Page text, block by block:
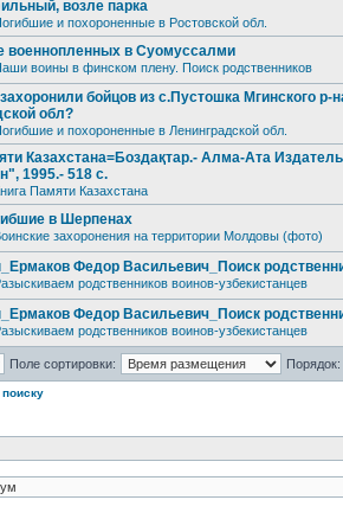
возле парка
и похороненные в Ростовской обл.
военнопленных в Суомуссалми
воины в финском плену. Поиск родственников
бойцов из с.Пустошка Мгинского р-
обл?
и похороненные в Ленинградской обл.
Казахстана=Боздақтар.- Алма-Ата
1995.- 518 с.
Памяти Казахстана
в Шерпенах
захоронения на территории Молдовы (фото)
Федор Васильевич_Поиск
родственников воинов-узбекистанцев
Федор Васильевич_Поиск
родственников воинов-узбекистанцев
Поле сортировки: Порядок: